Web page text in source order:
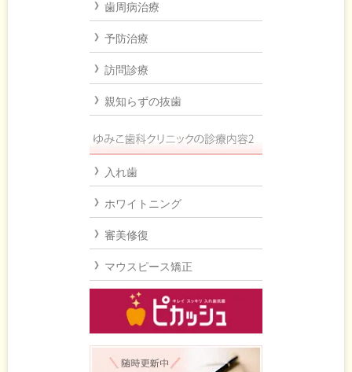
歯周病治療
予防治療
訪問診療
親知らずの抜歯
入れ歯
ホワイトニング
審美修復
マウスピース矯正